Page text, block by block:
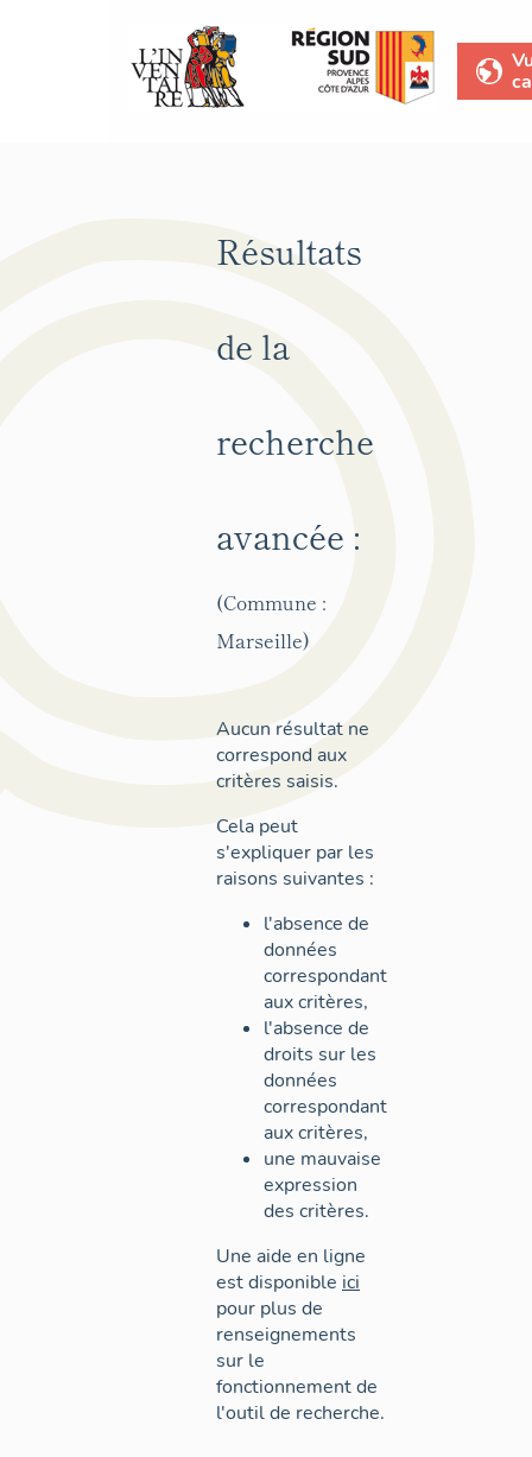
Résultats
de la
recherche
avancée :
(Commune :
Marseille)
Aucun résultat ne
correspond aux
critères saisis.
Cela peut
s'expliquer par les
raisons suivantes :
l'absence de
données
correspondant
aux critères,
l'absence de
droits sur les
données
correspondant
aux critères,
une mauvaise
expression
des critères.
Une aide en ligne
est disponible ici
pour plus de
renseignements
sur le
fonctionnement de
l'outil de recherche.